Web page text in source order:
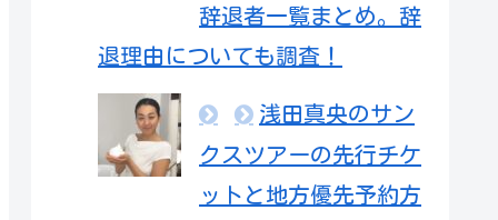
辞退者一覧まとめ。辞
退理由についても調査！
浅田真央のサン
クスツアーの先行チケ
ットと地方優先予約方